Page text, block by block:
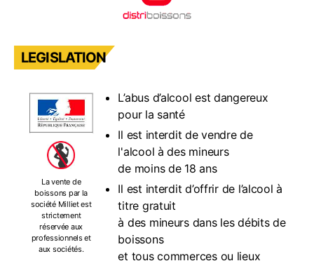
LEGISLATION
La vente de
boissons par la
société Milliet est
strictement
réservée aux
professionnels et
aux sociétés.
L’abus d’alcool est dangereux
pour la santé
Il est interdit de vendre de
l'alcool à des mineurs
de moins de 18 ans
Il est interdit d’offrir de l’alcool à
titre gratuit
à des mineurs dans les débits de
boissons
et tous commerces ou lieux